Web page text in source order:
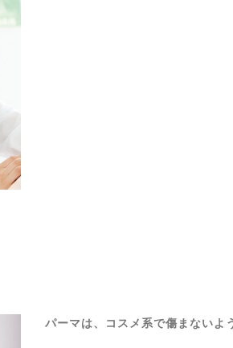
パーマは、コスメ系で傷まないよ